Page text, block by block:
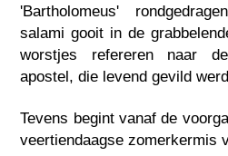
'Bartholomeus'
salami gooit in de
worstjes refereren naar
apostel, die levend gevild
Tevens begint vanaf de
veertiendaagse zomerkermis